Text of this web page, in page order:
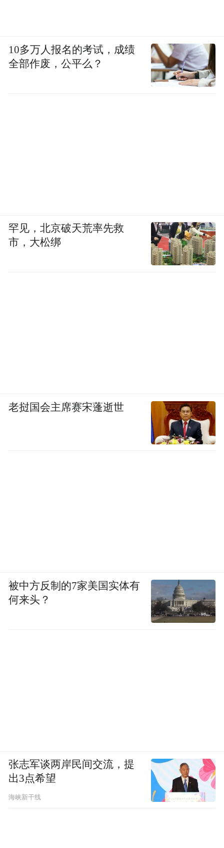
10多万人报名的考试，成绩
全部作废，公平么？
罕见，北京破天荒率先救
市，大松绑
老挝国会主席赛宋蓬逝世
被中方反制的7家美国实体有
何来头？
张志军谈两岸民间交流，提
出3点希望
海峡新干线